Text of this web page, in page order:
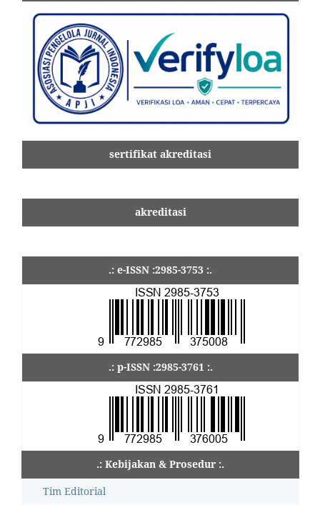
sertifikat akreditasi
akreditasi
.: e-ISSN :2985-3753 :.
.: p-ISSN :2985-3761 :.
.: Kebijakan & Prosedur :.
Tim Editorial